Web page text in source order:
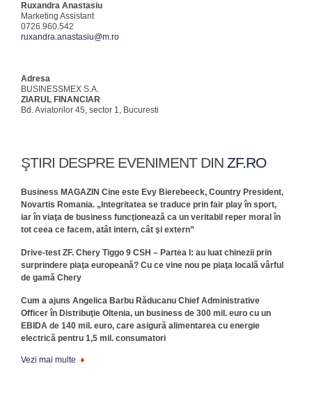
Ruxandra Anastasiu
Marketing Assistant
0726.960.542
ruxandra.anastasiu@m.ro
Adresa
BUSINESSMEX S.A.
ZIARUL FINANCIAR
Bd. Aviatorilor 45, sector 1, Bucuresti
ŞTIRI DESPRE EVENIMENT DIN ZF.RO
Business MAGAZIN Cine este Evy Bierebeeck, Country President,
Novartis Romania. „Integritatea se traduce prin fair play în sport,
iar în viaţa de business funcţionează ca un veritabil reper moral în
tot ceea ce facem, atât intern, cât şi extern”
Drive-test ZF. Chery Tiggo 9 CSH – Partea I: au luat chinezii prin
surprindere piaţa europeană? Cu ce vine nou pe piaţa locală vârful
de gamă Chery
Cum a ajuns Angelica Barbu Răducanu Chief Administrative
Officer în Distribuţie Oltenia, un business de 300 mil. euro cu un
EBIDA de 140 mil. euro, care asigură alimentarea cu energie
electrică pentru 1,5 mil. consumatori
Vezi mai multe